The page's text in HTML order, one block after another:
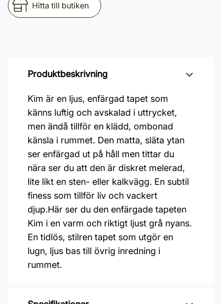
Hitta till butiken
Produktbeskrivning
Kim är en ljus, enfärgad tapet som
känns luftig och avskalad i uttrycket,
men ändå tillför en klädd, ombonad
känsla i rummet. Den matta, släta ytan
ser enfärgad ut på håll men tittar du
nära ser du att den är diskret melerad,
lite likt en sten- eller kalkvägg. En subtil
finess som tillför liv och vackert
djup.Här ser du den enfärgade tapeten
Kim i en varm och riktigt ljust grå nyans.
En tidlös, stilren tapet som utgör en
lugn, ljus bas till övrig inredning i
rummet.